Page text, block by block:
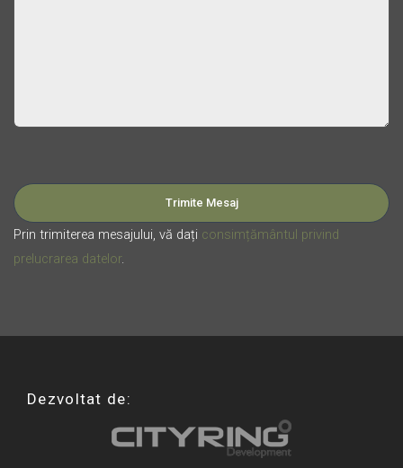
Prin trimiterea mesajului, vă dați consimțământul privind
prelucrarea datelor.
Dezvoltat de: